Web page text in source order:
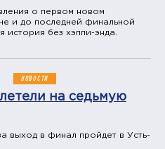
о первом новом
и до последней финальной
история без хэппи-энда.
НОВОСТИ
на седьмую
выход в финал пройдет в Усть-